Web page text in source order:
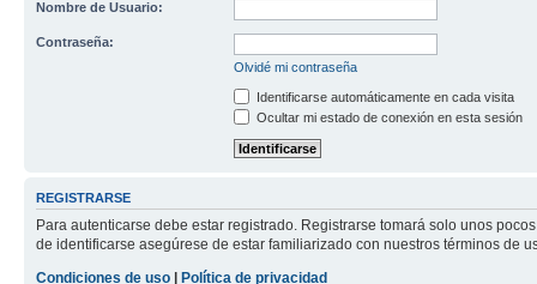
Nombre de Usuario:
Contraseña:
Olvidé mi contraseña
Identificarse automáticamente en cada visita
Ocultar mi estado de conexión en esta sesión
REGISTRARSE
Para autenticarse debe estar registrado. Registrarse tomará solo unos
de identificarse asegúrese de estar familiarizado con nuestros términos de
Condiciones de uso
Política de privacidad